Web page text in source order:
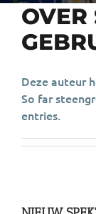
OVER
Deze auteur
So far
entries.